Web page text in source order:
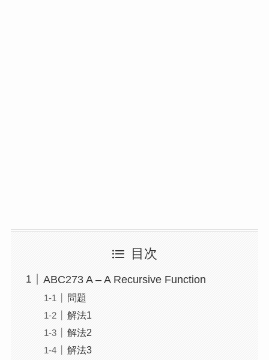
目次
ABC273 A – A Recursive Function
問題
解法1
解法2
解法3